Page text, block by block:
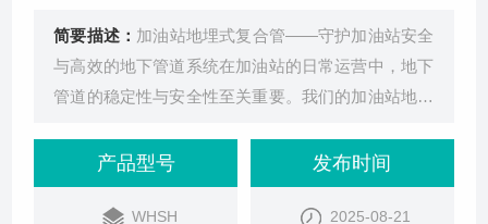
简要描述： 加油站地埋式复合管——守护加油站安全
与高效的地下管道系统在加油站的日常运营中，地下
管道的稳定性与安全性至关重要。我们的加油站地埋
产品型号
WHSH
发布时间
2025-08-21